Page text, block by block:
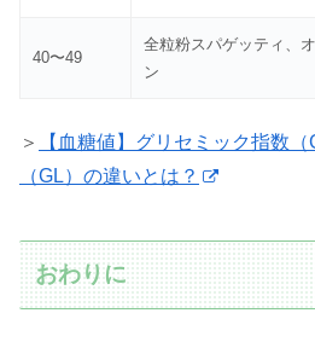
40〜49
全粒粉スパゲッティ、
ン
＞
【血糖値】グリセミック指数
（GL）の違いとは？
おわりに